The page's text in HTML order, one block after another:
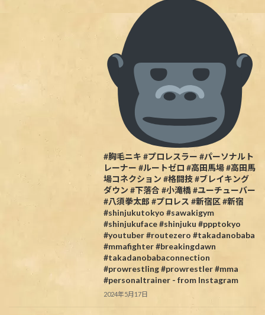
#胸毛ニキ #プロレスラー #パーソナルト
レーナー #ルートゼロ #高田馬場 #高田馬
場コネクション #格闘技 #ブレイキング
ダウン #下落合 #小滝橋 #ユーチューバー
#八須拳太郎 #プロレス #新宿区 #新宿
#shinjukutokyo #sawakigym
#shinjukuface #shinjuku #ppptokyo
#youtuber #routezero #takadanobaba
#mmafighter #breakingdawn
#takadanobabaconnection
#prowrestling #prowrestler #mma
#personaltrainer - from Instagram
2024年5月17日